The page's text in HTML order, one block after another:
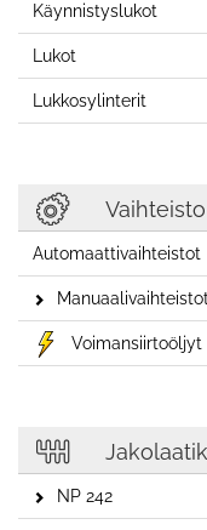
Käynnistyslukot
Lukot
Lukkosylinterit
Vaihteisto
Automaattivaihteistot
Manuaalivaihteistot
Voimansiirtoöljyt
NP 242